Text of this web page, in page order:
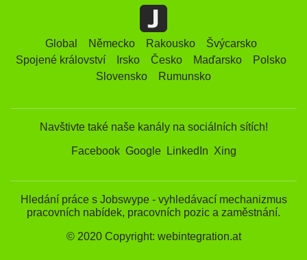
Global Německo Rakousko
Švýcarsko
Spojené království
Irsko Česko Maďarsko
Polsko
Slovensko
Rumunsko
Navštivte také naše kanály na sociálních sítích!
Facebook Google LinkedIn Xing
Hledání práce s Jobswype - vyhledávací mechanizmus
pracovních nabídek, pracovních pozic a zaměstnání.
© 2020 Copyright: webintegration.at